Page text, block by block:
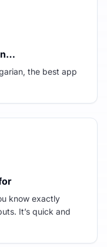
the best app
know exactly
It’s quick and